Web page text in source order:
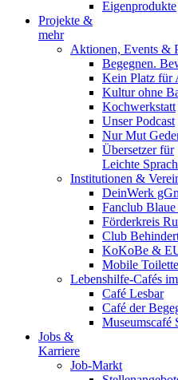
Eigenprodukte
Projekte &
mehr
Aktionen, Events &
Begegnen.
Kein Platz für
Kultur ohne
Kochwerkstatt
Unser Podcast
Nur Mut
Übersetzer für
Leichte
Institutionen &
DeinWerk
Fanclub
Förderkreis
Club
KoKoBe &
Mobile
Lebenshilfe-Cafés
Café Lesbar
Café der
Jobs &
Karriere
Job-Markt